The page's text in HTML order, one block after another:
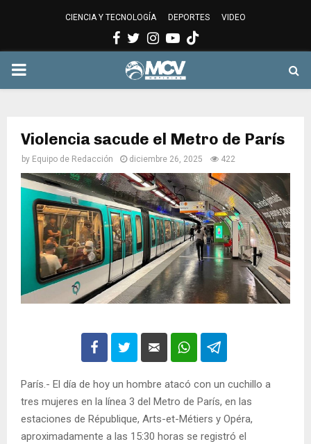
CIENCIA Y TECNOLOGÍA DEPORTES VIDEO
Facebook
Twitter
Instagram
Youtube
PRIMARY
Violencia sacude el Metro de París
by Equipo de Redacción diciembre 26, 2025 422
París.- El día de hoy un hombre atacó con un cuchillo a
tres mujeres en la línea 3 del Metro de París, en las
estaciones de République, Arts-et-Métiers y Opéra,
aproximadamente a las 15:30 horas se registró el